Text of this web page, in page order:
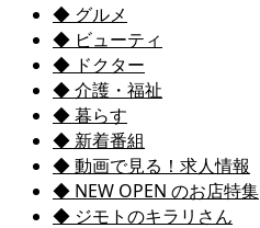
◆ グルメ
◆ ビューティ
◆ ドクター
◆ 介護・福祉
◆ 暮らす
◆ 新着番組
◆ 動画で見る！求人情報
◆ NEW OPEN のお店特集
◆ ジモトのキラリさん